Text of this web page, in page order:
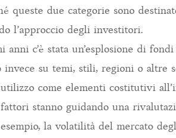
queste due categorie sono
l’approccio degli investitori.
anni c’è stata un’esplosione di
invece su temi, stili, regioni o altre
come elementi costitutivi
stanno guidando una
esempio, la volatilità del mercato